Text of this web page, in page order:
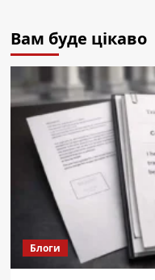
Вам буде цікаво
Блоги